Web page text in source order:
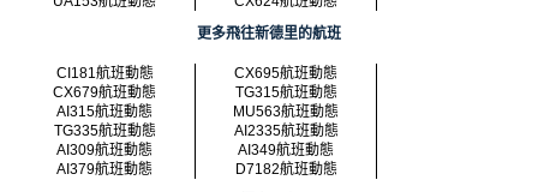
更多飛往新德里的航班
CI181航班動態
CX695航班動態
CX679航班動態
TG315航班動態
AI315航班動態
MU563航班動態
TG335航班動態
AI2335航班動態
AI309航班動態
AI349航班動態
AI379航班動態
D7182航班動態